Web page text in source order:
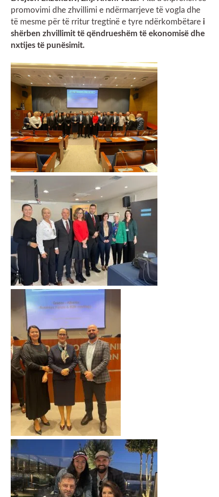
promovimi dhe zhvillimi e ndërmarrjeve të vogla dhe
të mesme për të rritur tregtinë e tyre ndërkombëtare i
shërben zhvillimit të qëndrueshëm të ekonomisë dhe
nxtijes të punësimit.